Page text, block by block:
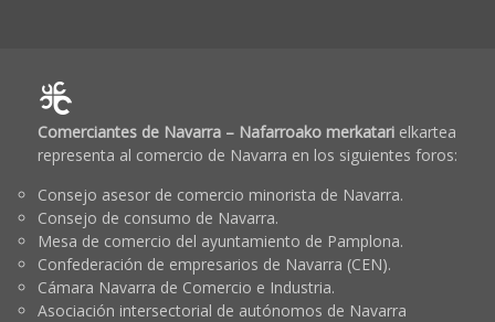
Comerciantes de Navarra – Nafarroako merkatarielkartea
representa al comercio de Navarra en los siguientes foros:
Consejo asesor de comercio minorista de Navarra.
Consejo de consumo de Navarra.
Mesa de comercio del ayuntamiento de Pamplona.
Confederación de empresarios de Navarra (CEN).
Cámara Navarra de Comercio e Industria.
Asociación intersectorial de autónomos de Navarra